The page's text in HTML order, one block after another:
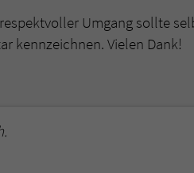
Umgang sollte
kennzeichnen. Vielen Dank!